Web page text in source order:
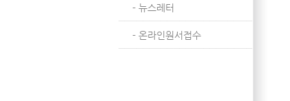
- 뉴스레터
- 온라인원서접수